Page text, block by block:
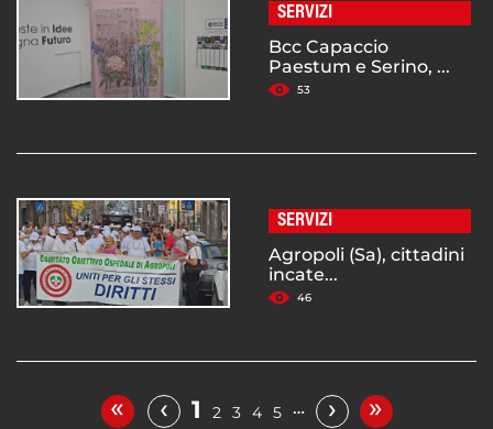
SERVIZI
Bcc Capaccio
Paestum e Serino, ...
53
SERVIZI
Agropoli (Sa), cittadini
incate...
46
« ‹ 1 2 3 4 5 … › »